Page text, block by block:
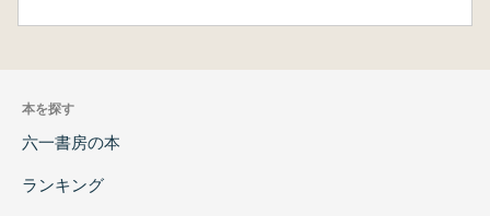
本を探す
六一書房の本
ランキング